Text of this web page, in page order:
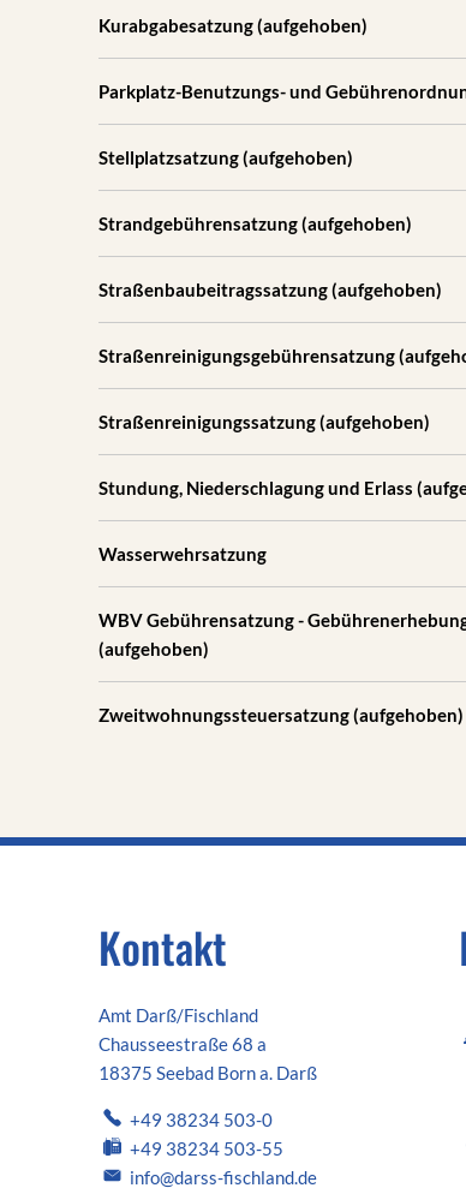
Kurabgabesatzung (aufgehoben)
Parkplatz-Benutzungs- und
Stellplatzsatzung (aufgehoben)
Strandgebührensatzung (aufgehoben)
Straßenbaubeitragssatzung (aufgehoben)
Straßenreinigungsgebührensatzung
Straßenreinigungssatzung (aufgehoben)
Stundung, Niederschlagung und Erlass
Wasserwehrsatzung
WBV Gebührensatzung -
(aufgehoben)
Zweitwohnungssteuersatzung (aufgehoben)
Kontakt
Amt Darß/Fischland
Chausseestraße 68 a
18375 Seebad Born a. Darß
+49 38234 503-0
+49 38234 503-55
info@darss-fischland.de